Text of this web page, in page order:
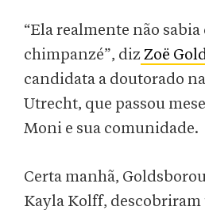
“Ela realmente não
chimpanzé”, dizZoë
candidata a doutorado
Utrecht, que passou
Moni e sua comunidade.
Certa manhã,
Kayla Kolff, descobriram